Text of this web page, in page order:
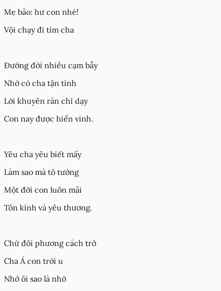
Mẹ bảo: hư con nhé!
Vội chạy đi tìm cha
Đường đời nhiều cạm bẫy
Nhờ có cha tận tình
Lời khuyên răn chỉ dạy
Con nay được hiển vinh.
Yêu cha yêu biết mấy
Làm sao mà tỏ tường
Một đời con luôn mãi
Tôn kính và yêu thương.
Chừ đôi phương cách trở
Cha Á con trời u
Nhớ ôi sao là nhớ